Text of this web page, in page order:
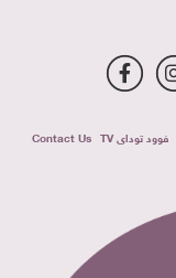
فوود توداى TV
Contact Us